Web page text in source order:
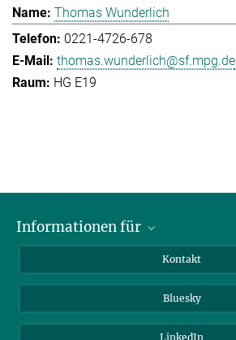
Thomas Wunderlich
0221-4726-678
thomas.wunderlich@sf.mpg.de
HG E19
Informationen für
Bewerbende
Forschende
Kontakt
Bluesky
LinkedIn